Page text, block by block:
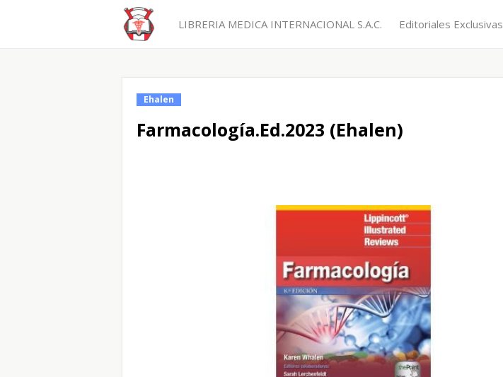
LIBRERIA MEDICA INTERNACIONAL S.A.C. Editoriales Exclusivas
Ehalen
Farmacología.Ed.2023 (Ehalen)